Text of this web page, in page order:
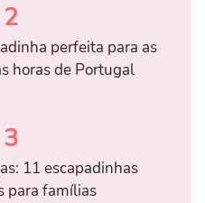
2
perfeita para as
horas de Portugal
3
11 escapadinhas
para famílias